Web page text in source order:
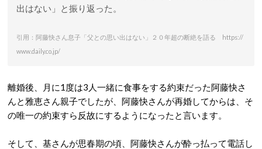
出はない」と振り返った。
引用：阿藤快さん息子「父との思い出はない」２０年超の断絶を語る https://
www.daily.co.jp/
離婚後、月に1度は3人一緒に食事をする約束だった阿藤快さ
んと雅恵さん親子でしたが、阿藤快さんが再婚してからは、そ
の唯一の約束すら反故にするようになったと言います。
そして、基さんが思春期の頃、阿藤快さんが酔っ払って電話し